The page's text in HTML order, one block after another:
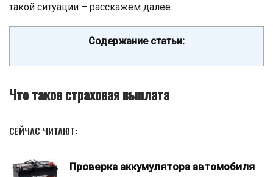
такой ситуации – расскажем далее.
Содержание статьи:
Что такое страховая выплата
СЕЙЧАС ЧИТАЮТ:
Проверка аккумулятора автомобиля